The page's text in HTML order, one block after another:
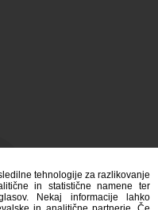
tehnologije za razlikovanje
in statistične namene ter
Nekaj informacije lahko